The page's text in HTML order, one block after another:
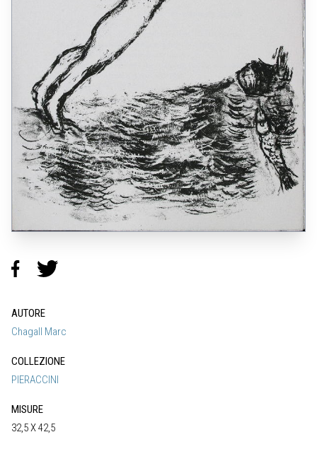
AUTORE
Chagall Marc
COLLEZIONE
PIERACCINI
MISURE
32,5 X 42,5